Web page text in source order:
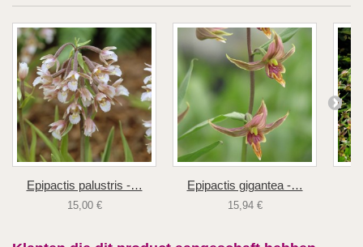
Epipactis palustris -…
15,00 €
Epipactis gigantea -…
15,94 €